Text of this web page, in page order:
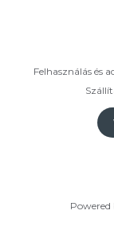
Felhasználás és